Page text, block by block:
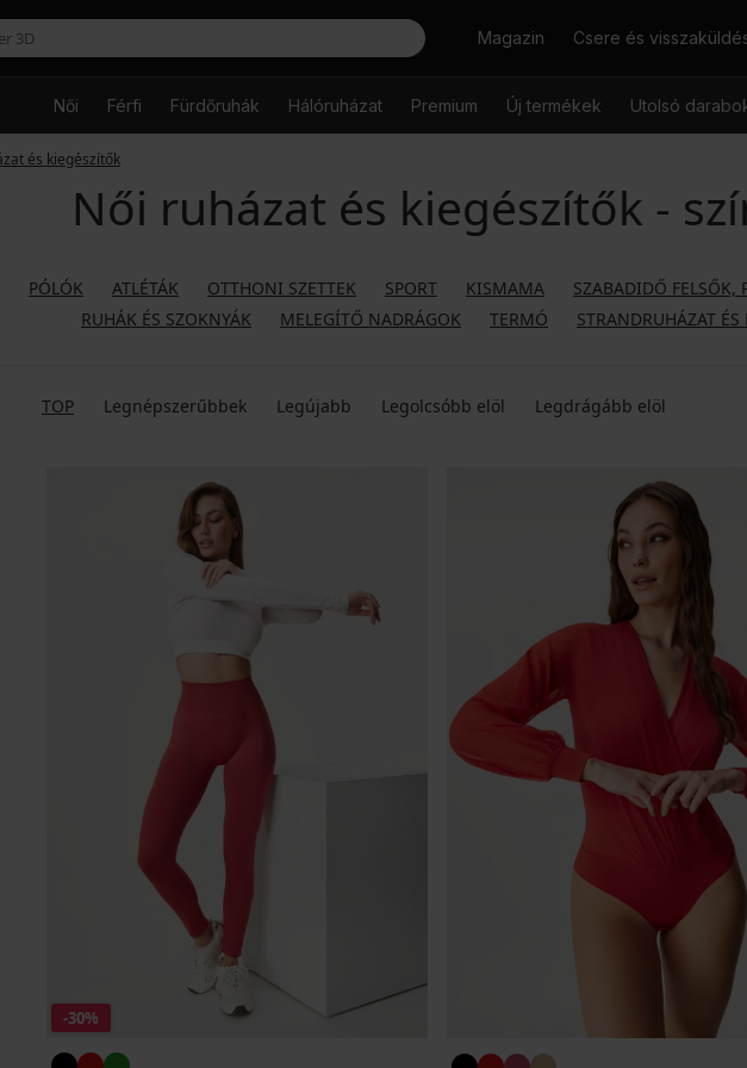
KeresésMagazin Csere és
Női Férfi Fürdőruhák Hálóruházat Premium Új termékek Utolsó
és kiegészítők
Női ruházat és kiegészítők -
PÓLÓK ATLÉTÁK OTTHONI SZETTEK SPORT KISMAMA
SZABADIDŐ FELSŐK,
RUHÁK ÉS SZOKNYÁK
MELEGÍTŐ NADRÁGOK TERMÓ STRANDRUHÁZAT
TOP Legnépszerűbbek Legújabb Legolcsóbb elöl Legdrágább elöl
-30%